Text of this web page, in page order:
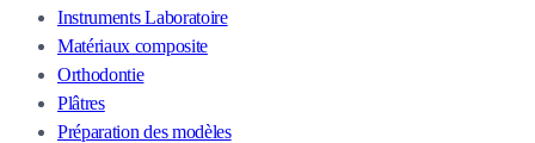
Instruments Laboratoire
Matériaux composite
Orthodontie
Plâtres
Préparation des modèles